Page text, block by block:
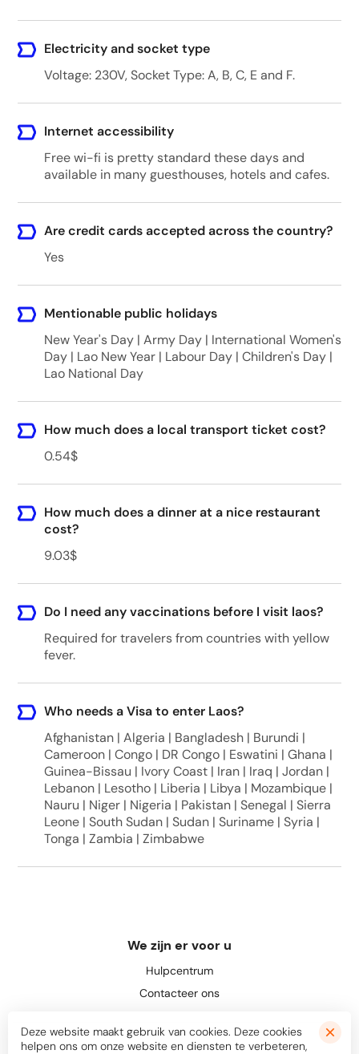
Electricity and socket type
Voltage: 230V, Socket Type: A, B, C, E and F.
Internet accessibility
Free wi-fi is pretty standard these days and
available in many guesthouses, hotels and cafes.
Are credit cards accepted across the country?
Yes
Mentionable public holidays
New Year's Day | Army Day | International Women's
Day | Lao New Year | Labour Day | Children's Day |
Lao National Day
How much does a local transport ticket cost?
0.54$
How much does a dinner at a nice restaurant
cost?
9.03$
Do I need any vaccinations before I visit laos?
Required for travelers from countries with yellow
fever.
Who needs a Visa to enter Laos?
Afghanistan | Algeria | Bangladesh | Burundi |
Cameroon | Congo | DR Congo | Eswatini | Ghana |
Guinea-Bissau | Ivory Coast | Iran | Iraq | Jordan |
Lebanon | Lesotho | Liberia | Libya | Mozambique |
Nauru | Niger | Nigeria | Pakistan | Senegal | Sierra
Leone | South Sudan | Sudan | Suriname | Syria |
Tonga | Zambia | Zimbabwe
We zijn er voor u
Hulpcentrum
Contacteer ons
Deze website maakt gebruik van cookies. Deze cookies
helpen ons om onze website en diensten te verbeteren,